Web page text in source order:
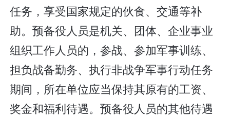
任务，享受国家规定的伙食、交通等补
助。预备役人员是机关、团体、企业事业
组织工作人员的，参战、参加军事训练、
担负战备勤务、执行非战争军事行动任务
期间，所在单位应当保持其原有的工资、
奖金和福利待遇。预备役人员的其他待遇